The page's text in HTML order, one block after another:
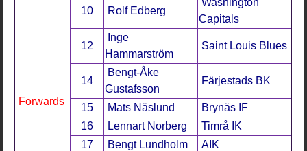
Forwards
10 Rolf Edberg
Capitals
12
Inge
Hammarström
Saint Louis Blues
14
Bengt-Åke
Gustafsson
Färjestads BK
15 Mats Näslund
Brynäs IF
16
Lennart Norberg
Timrå IK
17
Bengt Lundholm
AIK